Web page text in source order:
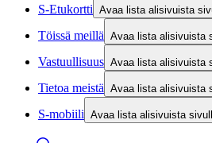
S-Etukortti Avaa lista alisivuista
Töissä meillä Avaa lista alisivuista
Vastuullisuus Avaa lista alisivuista
Tietoa meistä Avaa lista alisivuista
S-mobiili Avaa lista alisivuista